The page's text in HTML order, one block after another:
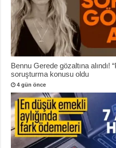
Bennu Gerede gözaltına alındı!
soruşturma konusu oldu
4 gün önce